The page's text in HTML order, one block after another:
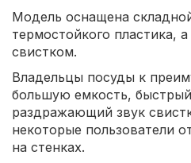
Модель оснащена
термостойкого пластика,
свистком.
Владельцы посуды к
большую емкость,
раздражающий звук
некоторые пользователи
на стенках.